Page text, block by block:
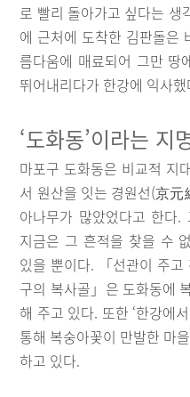
로 빨리 돌아가고 싶다는 생
에 근처에 도착한 김판돌은
름다움에 매료되어 그만 땅
뛰어내리다가 한강에 익사
‘도화동’이라는 지
마포구 도화동은 비교적 지
서 원산을 잇는 경원선(京
아나무가 많았었다고 한다
지금은 그 흔적을 찾을 수
있을 뿐이다. 「선관이 주
구의 복사골」은 도화동에
해 주고 있다. 또한 ‘한강에
통해 복숭아꽃이 만발한 마
하고 있다.